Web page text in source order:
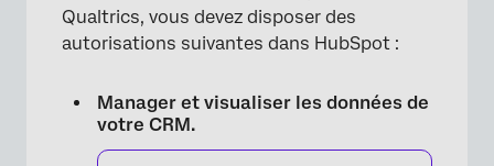
Qualtrics, vous devez disposer des
autorisations suivantes dans HubSpot :
Manager et visualiser les données de
votre CRM.